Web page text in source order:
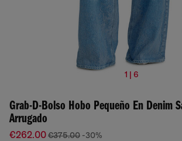
1 | 6
Grab-D-Bolso Hobo Pequeño En Denim
Arrugado
€262.00€375.00 -30%